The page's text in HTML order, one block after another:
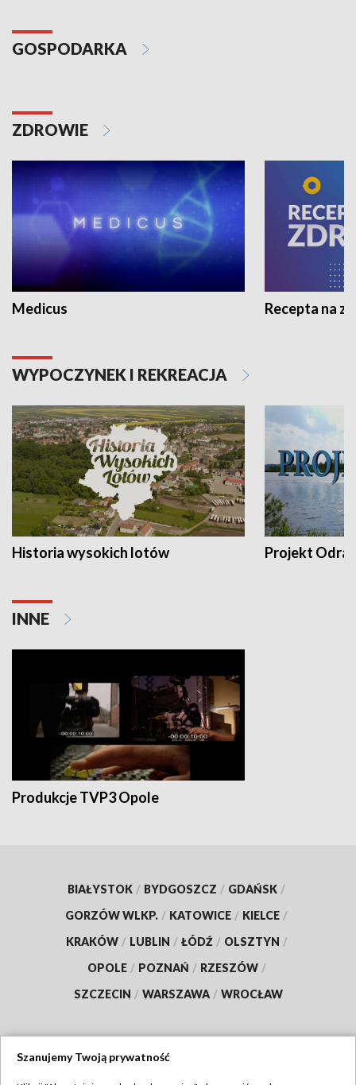
GOSPODARKA
ZDROWIE
Medicus Recepta na
WYPOCZYNEK I REKREACJA
Historia wysokich lotów Projekt Odra
INNE
Produkcje TVP3 Opole
BIAŁYSTOK / BYDGOSZCZ / GDAŃSK /
GORZÓW WLKP. / KATOWICE / KIELCE /
KRAKÓW / LUBLIN / ŁÓDŹ / OLSZTYN /
OPOLE / POZNAŃ / RZESZÓW /
SZCZECIN / WARSZAWA / WROCŁAW
Szanujemy Twoją prywatność